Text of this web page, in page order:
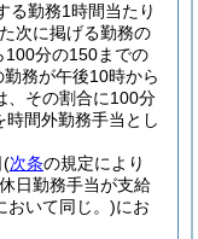
る勤務1時間当たり
次に掲げる勤務の
100分の150までの
勤務が午後10時から
、その割合に100分
時間外勤務手当とし
(次条の規定により
日勤務手当が支給
おいて同じ。)にお